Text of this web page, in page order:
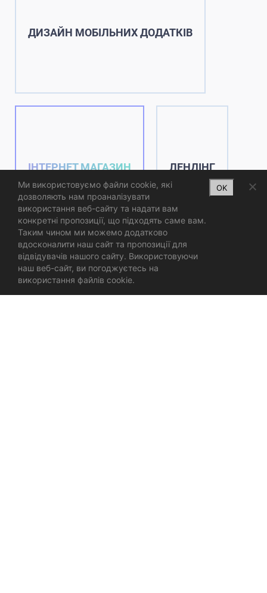
ДИЗАЙН МОБІЛЬНИХ ДОДАТКІВ
ІНТЕРНЕТ МАГАЗИН ЛЕНДІНГ
Ми використовуємо файли cookie, які
дозволяють нам проаналізувати
використання веб-сайту та надати вам
конкретні пропозиції, що підходять саме вам.
Таким чином ми можемо додатково
вдосконалити наш сайт та пропозиції для
відвідувачів нашого сайту. Використовуючи
наш веб-сайт, ви погоджуєтесь на
використання файлів cookie.
OK